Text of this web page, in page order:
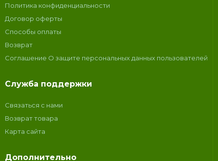
Политика конфиденциальности
Договор оферты
Способы оплаты
Возврат
Соглашение О защите персональных данных пользователей
Служба поддержки
Связаться с нами
Возврат товара
Карта сайта
Дополнительно